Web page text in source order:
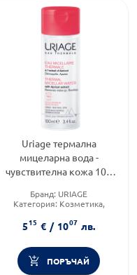
Uriage термална
мицеларна вода -
чувствителна кожа 100
Бранд: URIAGE
Категория: Козметика,
Тип козметика:
Дермокозметика
515 € / 1007 лв.
ПОРЪЧАЙ